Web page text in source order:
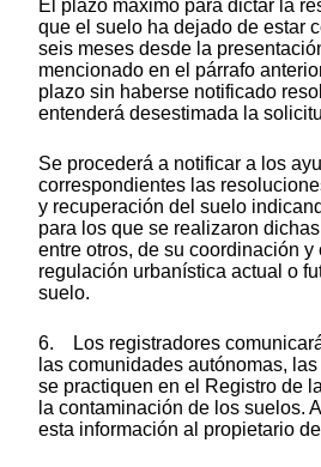
El plazo máximo para dictar la
que el suelo ha dejado de estar
seis meses desde la
mencionado en el párrafo
plazo sin haberse notificado
entenderá desestimada la
Se procederá a notificar a los
correspondientes las
y recuperación del suelo
para los que se realizaron
entre otros, de su coordinación y
regulación urbanística actual o
suelo.
6. Los registradores
las comunidades autónomas,
se practiquen en el Registro de
la contaminación de los suelos.
esta información al propietario